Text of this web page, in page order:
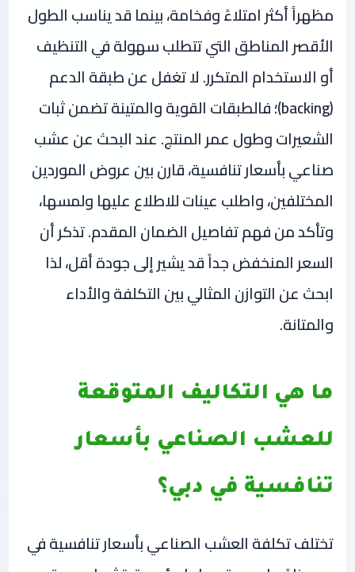
مظهراً أكثر امتلاءً وفخامة، بينما قد يناسب الطول
الأقصر المناطق التي تتطلب سهولة في التنظيف
أو الاستخدام المتكرر. لا تغفل عن طبقة الدعم
(backing)؛ فالطبقات القوية والمتينة تضمن ثبات
الشعيرات وطول عمر المنتج. عند البحث عن عشب
صناعي بأسعار تنافسية، قارن بين عروض الموردين
المختلفين، واطلب عينات للاطلاع عليها ولمسها،
وتأكد من فهم تفاصيل الضمان المقدم. تذكر أن
السعر المنخفض جداً قد يشير إلى جودة أقل، لذا
ابحث عن التوازن المثالي بين التكلفة والأداء
والمتانة.
ما هي التكاليف المتوقعة
للعشب الصناعي بأسعار
تنافسية في دبي؟
تختلف تكلفة العشب الصناعي بأسعار تنافسية في